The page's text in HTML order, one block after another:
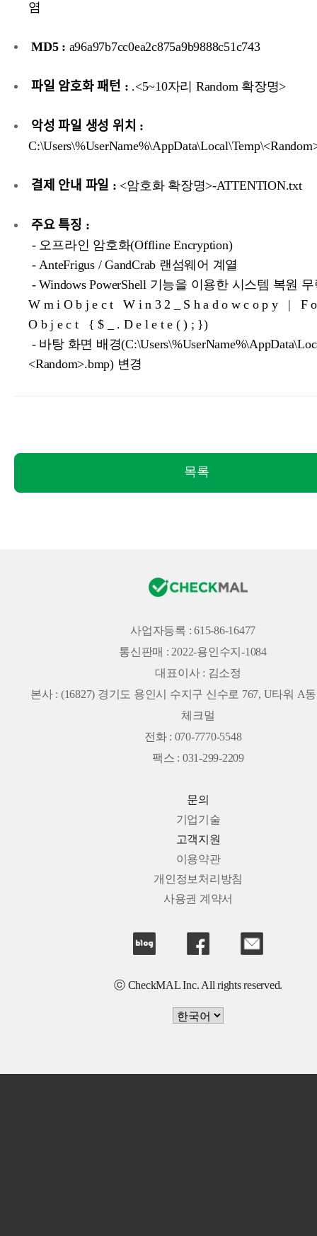
염
MD5 : a96a97b7cc0ea2c875a9b9888c51c743
파일 암호화 패턴 : .<5~10자리 Random 확장명>
악성 파일 생성 위치 :
결제 안내 파일 : <암호화 확장명>-ATTENTION.txt
주요 특징 :
- 오프라인 암호화(Offline Encryption)
- AnteFrigus / GandCrab 랜섬웨어 계열
- Windows PowerShell 기능을 이용한 시스템 복원
W m i O b j e c t W i n 3 2 _ S h a d o w c o p y | F o
O b j e c t { $ _ . D e l e t e ( ) ; })
- 바탕 화면 배경
<Random>.bmp) 변경
목록
사업자등록 : 615-86-16477
통신판매 : 2022-용인수지-1084
대표이사 : 김소정
본사 : (16827) 경기도 용인시 수지구 신수로 767, U타워 A
체크멀
전화 : 070-7770-5548
팩스 : 031-299-2209
문의
기업기술
고객지원
이용약관
개인정보처리방침
사용권 계약서
ⓒ CheckMAL Inc. All rights reserved.